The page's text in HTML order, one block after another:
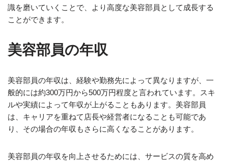
識を磨いていくことで、より高度な美容部員として成長する
ことができます。
美容部員の年収
美容部員の年収は、経験や勤務先によって異なりますが、一
般的には約300万円から500万円程度と言われています。スキ
ルや実績によって年収が上がることもあります。美容部員
は、キャリアを重ねて店長や経営者になることも可能であ
り、その場合の年収もさらに高くなることがあります。
美容部員の年収を向上させるためには、サービスの質を高め